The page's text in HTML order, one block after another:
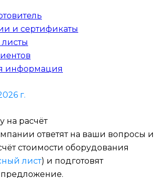
и сертификаты
информация
г.
на расчёт
ответят на ваши вопросы и
стоимости оборудования
лист) и подготовят